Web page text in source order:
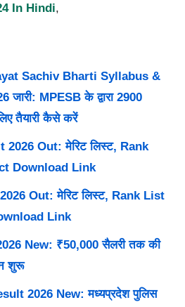
In Hindi,
Sachiv Bharti Syllabus &
MPESB के द्वारा 2900
तैयारी कैसे करें
2026 Out: मेरिट लिस्ट, Rank
Download Link
Out: मेरिट लिस्ट, Rank List
Link
New: ₹50,000 सैलरी तक की
शुरू
2026 New: मध्यप्रदेश पुलिस